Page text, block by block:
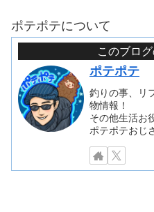
ポテポテについて
このブロ
ポテポテ
釣りの事、リ
物情報！
その他生活お
ポテポテおじ